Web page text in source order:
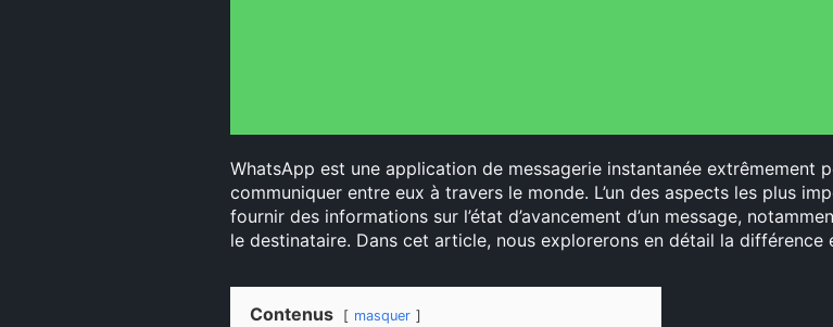
WhatsApp est une application de messagerie instantanée extrêmement
communiquer entre eux à travers le monde. L’un des aspects les plus
fournir des informations sur l’état d’avancement d’un message,
le destinataire. Dans cet article, nous explorerons en détail la
Contenus masquer